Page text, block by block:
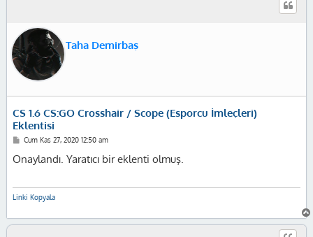
Taha Demirbaş
CS 1.6 CS:GO Crosshair / Scope (Esporcu İmleçleri)
Eklentisi
M
s
a
Cum Kas 27, 2020 12:50 am
Onaylandı. Yaratıcı bir eklenti olmuş.
Linki Kopyala